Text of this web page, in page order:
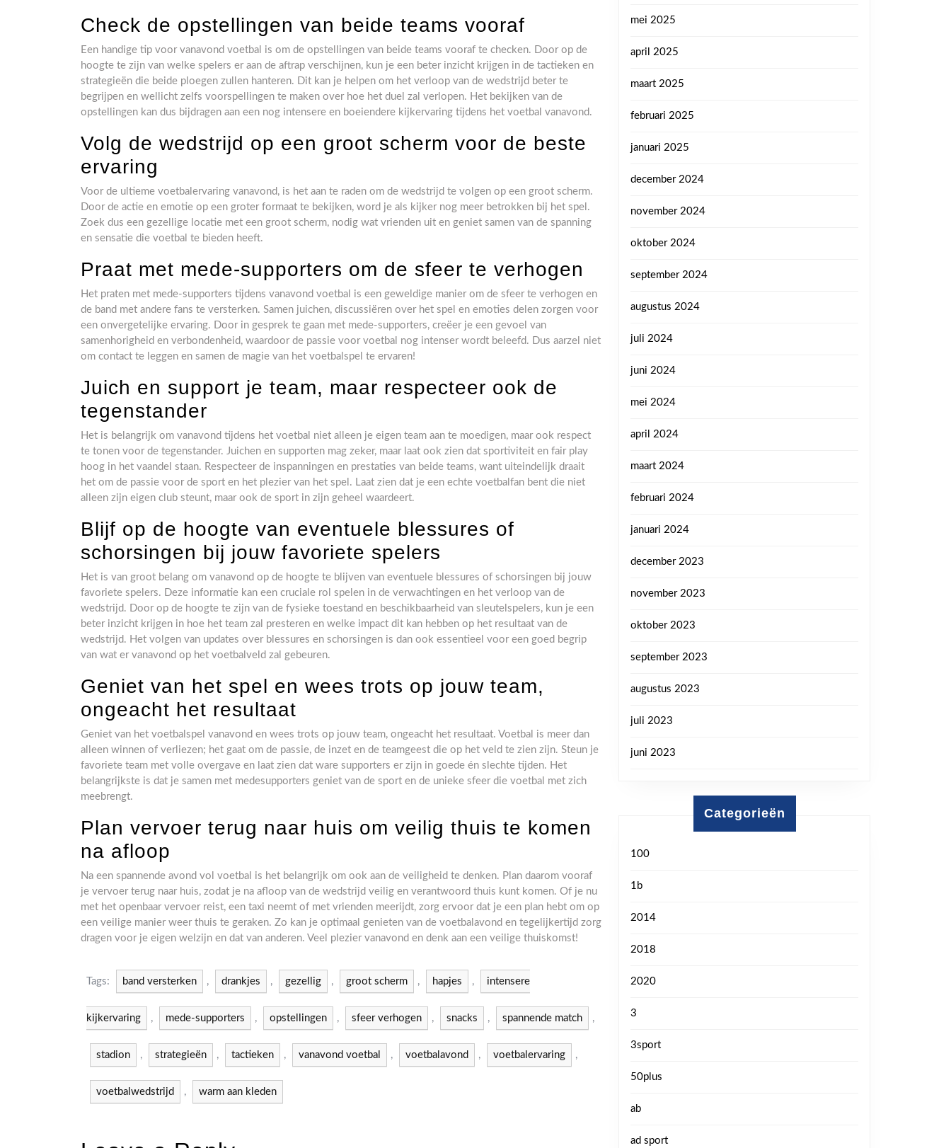
Check de opstellingen van beide teams vooraf
Een handige tip voor vanavond voetbal is om de opstellingen van beide teams vooraf te checken. Door op de
hoogte te zijn van welke spelers er aan de aftrap verschijnen, kun je een beter inzicht krijgen in de tactieken en
strategieën die beide ploegen zullen hanteren. Dit kan je helpen om het verloop van de wedstrijd beter te
begrijpen en wellicht zelfs voorspellingen te maken over hoe het duel zal verlopen. Het bekijken van de
opstellingen kan dus bijdragen aan een nog intensere en boeiendere kijkervaring tijdens het voetbal vanavond.
Volg de wedstrijd op een groot scherm voor de beste
ervaring
Voor de ultieme voetbalervaring vanavond, is het aan te raden om de wedstrijd te volgen op een groot scherm.
Door de actie en emotie op een groter formaat te bekijken, word je als kijker nog meer betrokken bij het spel.
Zoek dus een gezellige locatie met een groot scherm, nodig wat vrienden uit en geniet samen van de spanning
en sensatie die voetbal te bieden heeft.
Praat met mede-supporters om de sfeer te verhogen
Het praten met mede-supporters tijdens vanavond voetbal is een geweldige manier om de sfeer te verhogen en
de band met andere fans te versterken. Samen juichen, discussiëren over het spel en emoties delen zorgen voor
een onvergetelijke ervaring. Door in gesprek te gaan met mede-supporters, creëer je een gevoel van
samenhorigheid en verbondenheid, waardoor de passie voor voetbal nog intenser wordt beleefd. Dus aarzel niet
om contact te leggen en samen de magie van het voetbalspel te ervaren!
Juich en support je team, maar respecteer ook de
tegenstander
Het is belangrijk om vanavond tijdens het voetbal niet alleen je eigen team aan te moedigen, maar ook respect
te tonen voor de tegenstander. Juichen en supporten mag zeker, maar laat ook zien dat sportiviteit en fair play
hoog in het vaandel staan. Respecteer de inspanningen en prestaties van beide teams, want uiteindelijk draait
het om de passie voor de sport en het plezier van het spel. Laat zien dat je een echte voetbalfan bent die niet
alleen zijn eigen club steunt, maar ook de sport in zijn geheel waardeert.
Blijf op de hoogte van eventuele blessures of
schorsingen bij jouw favoriete spelers
Het is van groot belang om vanavond op de hoogte te blijven van eventuele blessures of schorsingen bij jouw
favoriete spelers. Deze informatie kan een cruciale rol spelen in de verwachtingen en het verloop van de
wedstrijd. Door op de hoogte te zijn van de fysieke toestand en beschikbaarheid van sleutelspelers, kun je een
beter inzicht krijgen in hoe het team zal presteren en welke impact dit kan hebben op het resultaat van de
wedstrijd. Het volgen van updates over blessures en schorsingen is dan ook essentieel voor een goed begrip
van wat er vanavond op het voetbalveld zal gebeuren.
Geniet van het spel en wees trots op jouw team,
ongeacht het resultaat
Geniet van het voetbalspel vanavond en wees trots op jouw team, ongeacht het resultaat. Voetbal is meer dan
alleen winnen of verliezen; het gaat om de passie, de inzet en de teamgeest die op het veld te zien zijn. Steun je
favoriete team met volle overgave en laat zien dat ware supporters er zijn in goede én slechte tijden. Het
belangrijkste is dat je samen met medesupporters geniet van de sport en de unieke sfeer die voetbal met zich
meebrengt.
Plan vervoer terug naar huis om veilig thuis te komen
na afloop
Na een spannende avond vol voetbal is het belangrijk om ook aan de veiligheid te denken. Plan daarom vooraf
je vervoer terug naar huis, zodat je na afloop van de wedstrijd veilig en verantwoord thuis kunt komen. Of je nu
met het openbaar vervoer reist, een taxi neemt of met vrienden meerijdt, zorg ervoor dat je een plan hebt om op
een veilige manier weer thuis te geraken. Zo kan je optimaal genieten van de voetbalavond en tegelijkertijd zorg
dragen voor je eigen welzijn en dat van anderen. Veel plezier vanavond en denk aan een veilige thuiskomst!
Tags: band versterken , drankjes , gezellig , groot scherm , hapjes , intensere
kijkervaring , mede-supporters , opstellingen , sfeer verhogen , snacks , spannende match ,
stadion , strategieën , tactieken , vanavond voetbal , voetbalavond , voetbalervaring ,
voetbalwedstrijd , warm aan kleden
mei 2025
april 2025
maart 2025
februari 2025
januari 2025
december 2024
november 2024
oktober 2024
september 2024
augustus 2024
juli 2024
juni 2024
mei 2024
april 2024
maart 2024
februari 2024
januari 2024
december 2023
november 2023
oktober 2023
september 2023
augustus 2023
juli 2023
juni 2023
Categorieën
100
1b
2014
2018
2020
3
3sport
50plus
ab
ad sport